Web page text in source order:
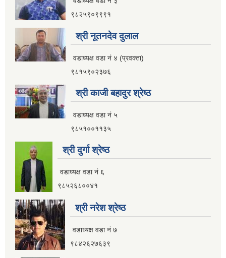
९८२५९०९९९१
श्री नूतनदेव दुलाल
वडाध्यक्ष वडा नं ४ (प्रवक्ता)
९८१५९०२३७६
श्री काजी बहादुर श्रेष्ठ
वडाध्यक्ष वडा नं ५
९८५१००११३५
श्री दुर्गा श्रेष्ठ
वडाध्यक्ष वडा नं ६
९८५२६८००४१
श्री नरेश श्रेष्ठ
वडाध्यक्ष वडा नं ७
९८४२६२७६३९